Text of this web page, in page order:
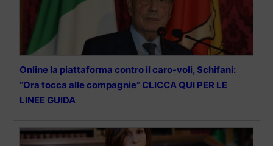
Online la piattaforma contro il caro-voli, Schifani:
“Ora tocca alle compagnie” CLICCA QUI PER LE
LINEE GUIDA